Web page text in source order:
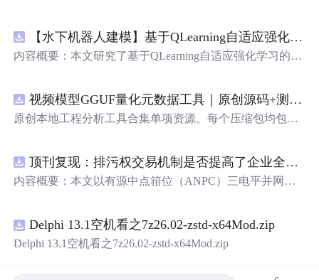
【水下机器人建模】基于QLearning自适应强化学习PID控制器在AUV中的应用研究（Matlab代码实现）
内容概要：本文研究了基于QLearning自适应强化学习的PI
探讨了将强化学习算法QLearning与传统PID控制相结合的
方法，以提升AUV在复杂、时变及非线性水下环境中的自
arning算法在线动态优化PID控制器的比例、积分和微分参
数，从而实现对系统误差、响应速度、超调量等性能指标
的综合优化。通过Matlab仿真实验验证了该复合控制策略
著优势，充分展示了强化学习在智能水下装备自主控制领
域的可行性和应用潜力。; 适合人群：具备自动控制理论基
础、强化学习基础知识及Matlab编程能力的研究生、科研
视频模型GGUF量化元数据工具｜原创源码+测试+离线报告
原创本地工程分析工具合集单项资源。每个压缩包均包含
行效果图、README、运行说明、功能清单、MIT License
及原创授权声明。Node.js 18+ 可直接运行，零第三方运行
顶刊复现：排污权交易机制是否提高了企业全要素生产率 -来自中国上市公司的证据（论文+数据）
内容概要：本文以有源中点箝位（ANPC）三电平并网逆
的一体化高性能并网控制策略。通过深入分析ANPC三电
平拓扑在开关损耗均衡、中点电位可控性及输出谐波低等
Delphi 13.1空机看之7z26.02-zstd-x64Mod.zip
Delphi 13.1空机看之7z26.02-zstd-x64Mod.zip